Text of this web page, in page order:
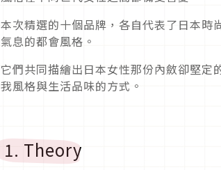
本次精選的十個品牌，各自代表了日本
氣息的都會風格。
它們共同描繪出日本女性那份內斂卻堅定
我風格與生活品味的方式。
1. Theory